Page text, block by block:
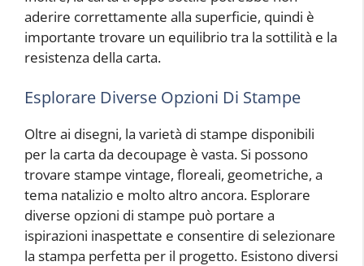
aderire correttamente alla superficie, quindi è
importante trovare un equilibrio tra la sottilità e la
resistenza della carta.
Esplorare Diverse Opzioni Di Stampe
Oltre ai disegni, la varietà di stampe disponibili
per la carta da decoupage è vasta. Si possono
trovare stampe vintage, floreali, geometriche, a
tema natalizio e molto altro ancora. Esplorare
diverse opzioni di stampe può portare a
ispirazioni inaspettate e consentire di selezionare
la stampa perfetta per il progetto. Esistono diversi